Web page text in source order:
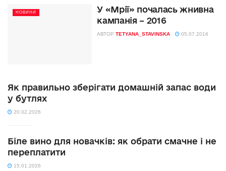
НОВИНИ
У «Мрії» почалась жнивна
кампанія – 2016
АВТОР TETYANA_STAVINSKA 05.07.2016
Як правильно зберігати домашній запас води
у бутлях
20.02.2026
Біле вино для новачків: як обрати смачне і не
переплатити
15.01.2026